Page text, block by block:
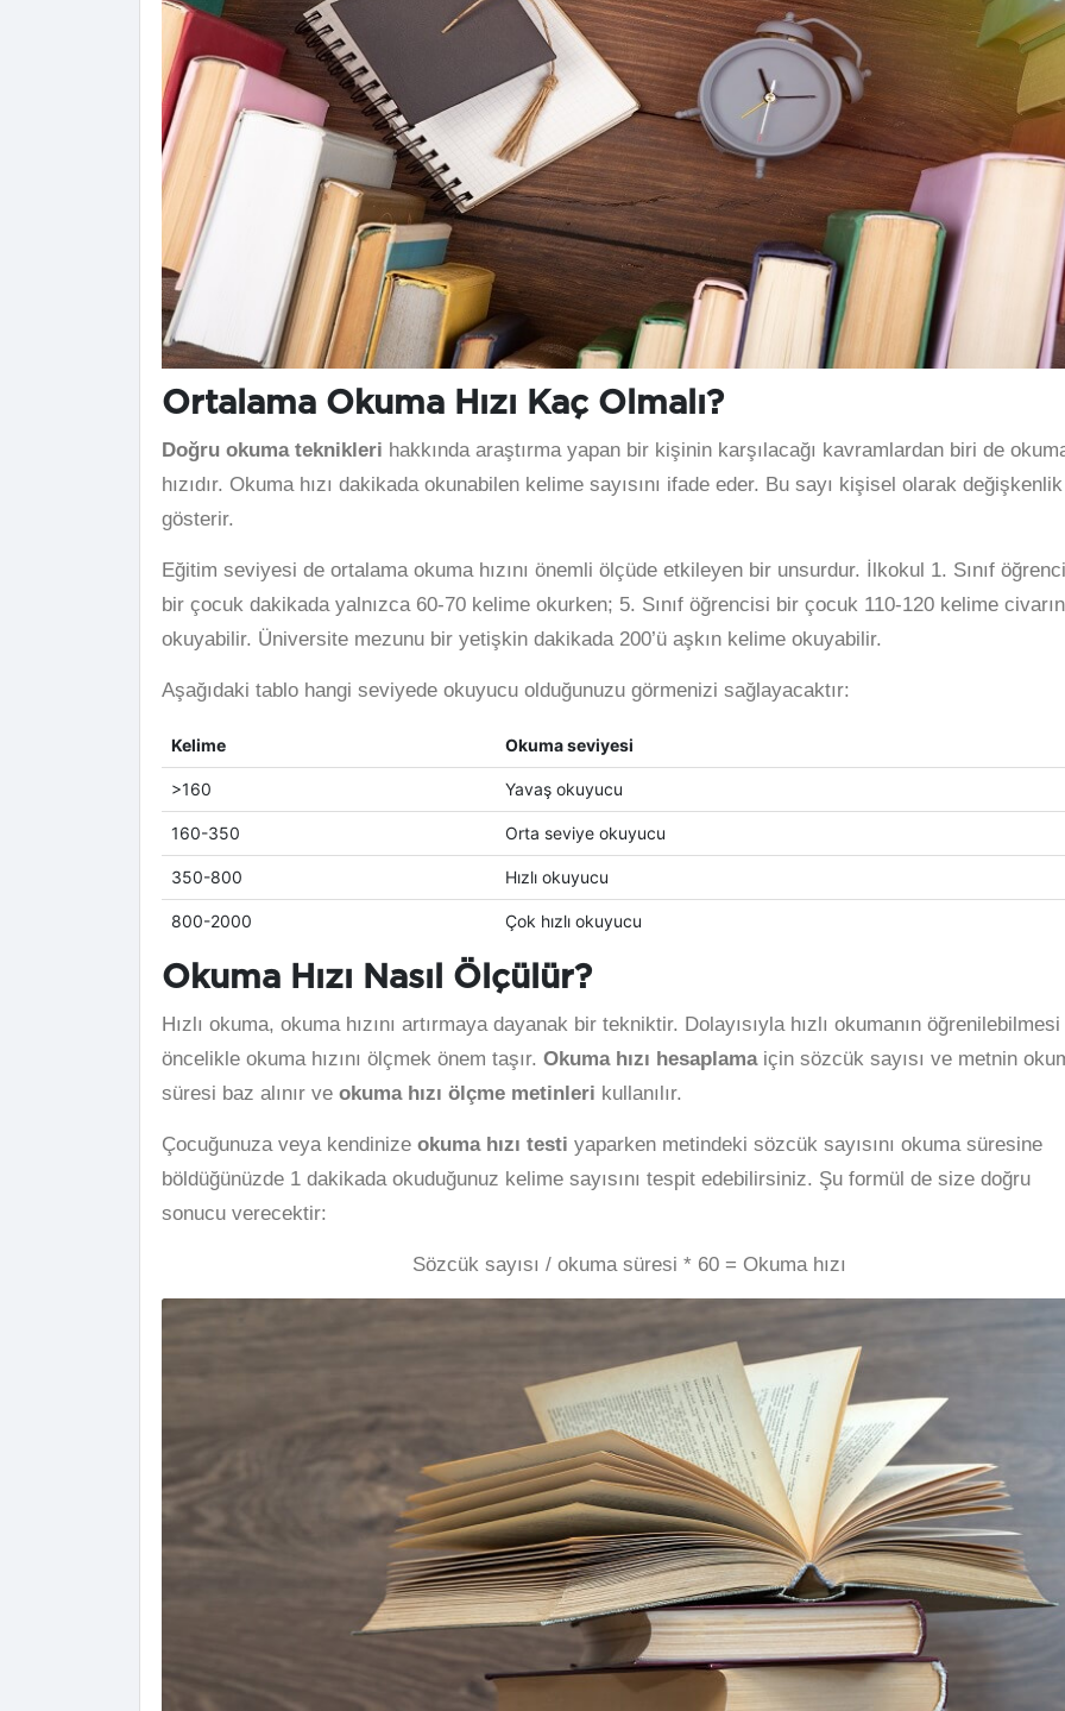
Ortalama Okuma Hızı Kaç Olmalı?
Doğru okuma teknikleri hakkında araştırma yapan bir kişinin karşılacağı kavramlardan biri de
hızıdır. Okuma hızı dakikada okunabilen kelime sayısını ifade eder. Bu sayı kişisel olarak değişkenlik
gösterir.
Eğitim seviyesi de ortalama okuma hızını önemli ölçüde etkileyen bir unsurdur. İlkokul 1. Sınıf
bir çocuk dakikada yalnızca 60-70 kelime okurken; 5. Sınıf öğrencisi bir çocuk 110-120 kelime
okuyabilir. Üniversite mezunu bir yetişkin dakikada 200’ü aşkın kelime okuyabilir.
Aşağıdaki tablo hangi seviyede okuyucu olduğunuzu görmenizi sağlayacaktır:
Kelime Okuma seviyesi
>160 Yavaş okuyucu
160-350 Orta seviye okuyucu
350-800 Hızlı okuyucu
800-2000 Çok hızlı okuyucu
Okuma Hızı Nasıl Ölçülür?
Hızlı okuma, okuma hızını artırmaya dayanak bir tekniktir. Dolayısıyla hızlı okumanın
öncelikle okuma hızını ölçmek önem taşır. Okuma hızı hesaplamaiçin sözcük sayısı ve metnin
süresi baz alınır ve okuma hızı ölçme metinleri kullanılır.
Çocuğunuza veya kendinize okuma hızı testi yaparken metindeki sözcük sayısını okuma süresine
böldüğünüzde 1 dakikada okuduğunuz kelime sayısını tespit edebilirsiniz. Şu formül de size doğru
sonucu verecektir:
Sözcük sayısı / okuma süresi * 60 = Okuma hızı